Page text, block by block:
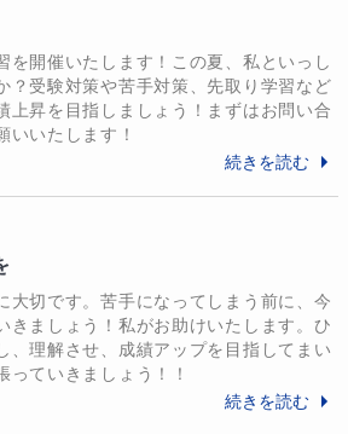
、私自身が成果を出した勉強法
になりたいと強く思っていま
が専業講師としての道を歩む理
立高校に入学した私は、一学期
ドが抜けきれず、勉強をハイペ
した。
業科目チェンジ対応可能（追加
ースの科目以外にも複数科目の
き無しで、いつでも授業科目チェ
ます。
望内容を事前に私のチャットに
す。
何回でも追加料金無料で対応さ
時にはコース・授業料が変更と
を開催いたします！この夏、私といっし
？受験対策や苦手対策、先取り学習など
上昇を目指しましょう！まずはお問い合
いいたします！
続きを読む
大切です。苦手になってしまう前に、今
きましょう！私がお助けいたします。ひ
、理解させ、成績アップを目指してまい
っていきましょう！！
続きを読む